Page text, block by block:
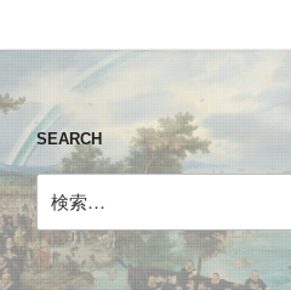
SEARCH
検
索: